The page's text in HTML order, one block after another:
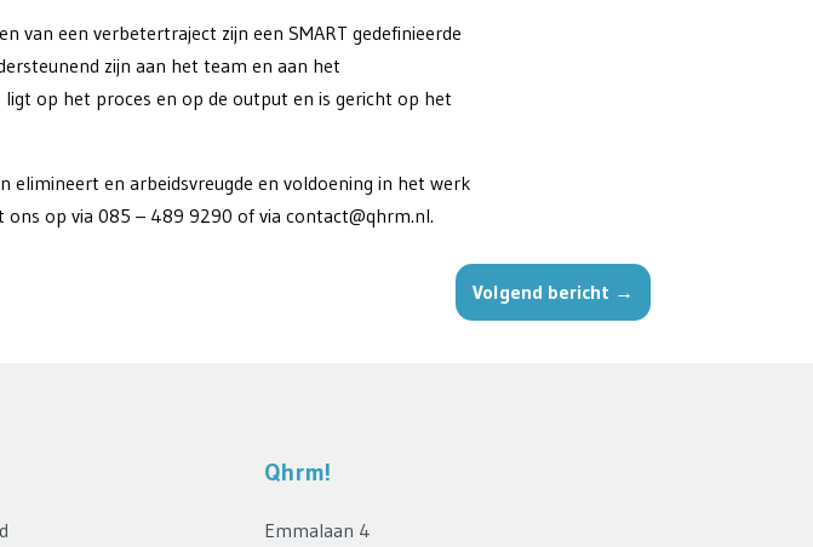
van een verbetertraject zijn een SMART gedefinieerde
zijn aan het team en aan het
op het proces en op de output en is gericht op het
elimineert en arbeidsvreugde en voldoening in het werk
op via 085 – 489 9290 of via contact@qhrm.nl.
Volgend bericht →
Qhrm!
Emmalaan 4